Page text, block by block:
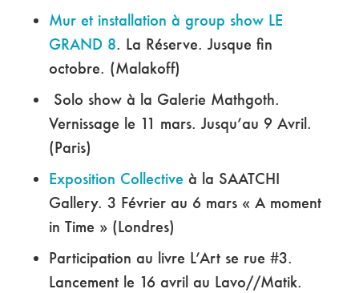
Mur et installation à group show LE
GRAND 8. La Réserve. Jusque fin
octobre. (Malakoff)
Solo show à la Galerie Mathgoth.
Vernissage le 11 mars. Jusqu’au 9 Avril.
(Paris)
Exposition Collective à la SAATCHI
Gallery. 3 Février au 6 mars « A moment
in Time » (Londres)
Participation au livre L’Art se rue #3.
Lancement le 16 avril au Lavo//Matik.